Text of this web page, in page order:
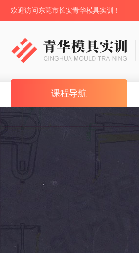
欢迎访问东莞市长安青华模具实训！
课程导航